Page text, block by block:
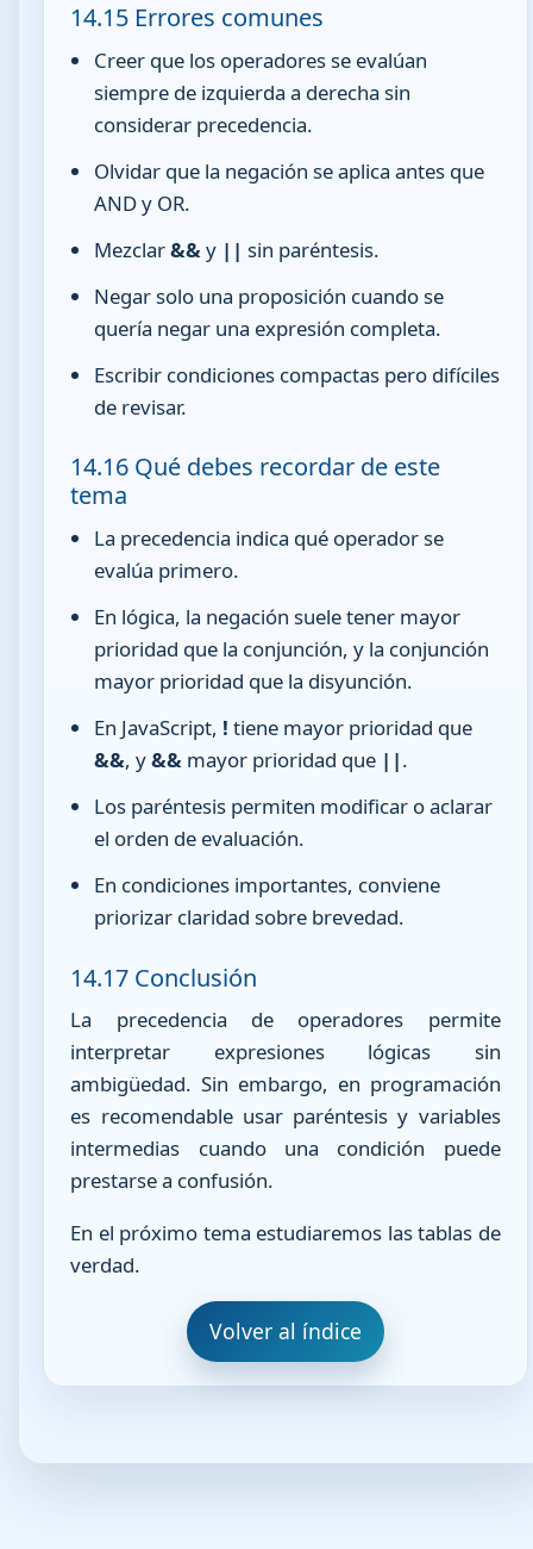
14.15 Errores comunes
Creer que los operadores se evalúan
siempre de izquierda a derecha sin
considerar precedencia.
Olvidar que la negación se aplica antes que
AND y OR.
Mezclar&&y || sin paréntesis.
Negar solo una proposición cuando se
quería negar una expresión completa.
Escribir condiciones compactas pero difíciles
de revisar.
14.16 Qué debes recordar de este
tema
La precedencia indica qué operador se
evalúa primero.
En lógica, la negación suele tener mayor
prioridad que la conjunción, y la conjunción
mayor prioridad que la disyunción.
En JavaScript, ! tiene mayor prioridad que
&&, y&& mayor prioridad que ||.
Los paréntesis permiten modificar o aclarar
el orden de evaluación.
En condiciones importantes, conviene
priorizar claridad sobre brevedad.
14.17 Conclusión
La precedencia de operadores permite
interpretar expresiones lógicas sin
ambigüedad. Sin embargo, en programación
es recomendable usar paréntesis y variables
intermedias cuando una condición puede
prestarse a confusión.
En el próximo tema estudiaremos las tablas de
verdad.
Volver al índice